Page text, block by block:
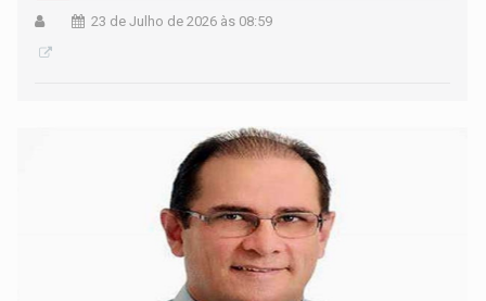
23 de Julho de 2026 às 08:59